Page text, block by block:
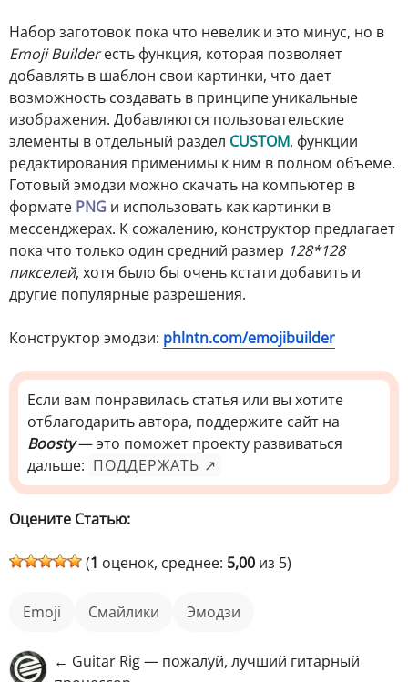
Набор заготовок пока что невелик и это минус, но в
Emoji Builderесть функция, которая позволяет
добавлять в шаблон свои картинки, что дает
возможность создавать в принципе уникальные
изображения. Добавляются пользовательские
элементы в отдельный раздел CUSTOM, функции
редактирования применимы к ним в полном объеме.
Готовый эмодзи можно скачать на компьютер в
формате PNG и использовать как картинки в
мессенджерах. К сожалению, конструктор предлагает
пока что только один средний размер 128*128
пикселей, хотя было бы очень кстати добавить и
другие популярные разрешения.
Конструктор эмодзи: phlntn.com/emojibuilder
Если вам понравилась статья или вы хотите
отблагодарить автора, поддержите сайт на
Boosty— это поможет проекту развиваться
дальше: ПОДДЕРЖАТЬ ↗
Оцените Статью:
(1 оценок, среднее: 5,00 из 5)
Emoji смайлики эмодзи
← Guitar Rig — пожалуй, лучший гитарный